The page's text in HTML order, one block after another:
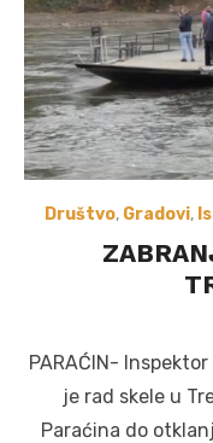
Društvo, Gradovi,
PARAĆIN-
je rad skele u
Paraćina do